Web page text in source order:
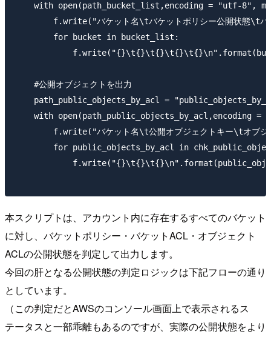
with open(path_bucket_list,encoding = "utf-8",
f.write("バケット名\tバケットポリシー公開状態\t
        for bucket in bucket_list:
    #公開オブジェクトを出力
path_public_objects_by_acl =
with open(path_public_objects_by_acl,encoding =
f.write("バケット名\t公開オブジェクトキー\tオブ
for public_objects_by_acl in
本スクリプトは、アカウント内に存在するすべてのバケット
に対し、バケットポリシー・バケットACL・オブジェクト
ACLの公開状態を判定して出力します。
今回の肝となる公開状態の判定ロジックは下記フローの通り
としています。
（この判定だとAWSのコンソール画面上で表示されるス
テータスと一部乖離もあるのですが、実際の公開状態をより